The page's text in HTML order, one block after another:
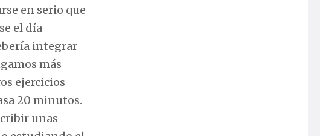
en serio que
el día
integrar
más
ejercicios
20 minutos.
unas